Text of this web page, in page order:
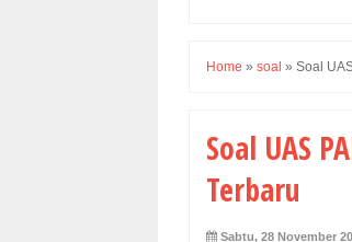
Home » soal » Soal
Soal UAS
Terbaru
Sabtu, 28 November